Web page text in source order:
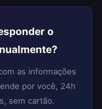
o
as informações
por você, 24h
sem cartão.